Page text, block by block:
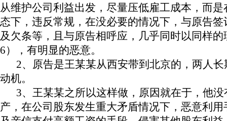
从维护公司利益出发，尽量压低雇工成本，而
态下，违反常规，在没必要的情况下，与原告
及欠条等，且与原告相呼应，几乎同时以同样
6），有明显的恶意。
2、原告是王某某从西安带到北京的，两人
动机。
3、王某某之所以这样做，原因就在于，他
产，在公司股东发生重大矛盾情况下，恶意利